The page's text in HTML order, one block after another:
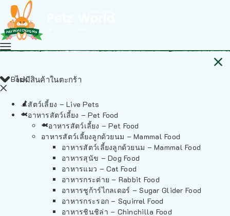
ไม่มีสินค้าในตะกร้า
Back
สัตว์เลี้ยง – Live Pets
อาหารสัตว์เลี้ยง – Pet Food
อาหารสัตว์เลี้ยง – Pet Food
อาหารสัตว์เลี้ยงลูกด้วยนม – Mammal Food
อาหารสัตว์เลี้ยงลูกด้วยนม – Mammal Food
อาหารสุนัข – Dog Food
อาหารแมว – Cat Food
อาหารกระต่าย – Rabbit Food
อาหารชูก้าร์ไกลเดอร์ – Sugar Glider Food
อาหารกระรอก – Squirrel Food
อาหารชินชิล่า – Chinchilla Food